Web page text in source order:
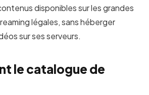
disponibles sur les grandes
légales, sans héberger
sur ses serveurs.
le catalogue de